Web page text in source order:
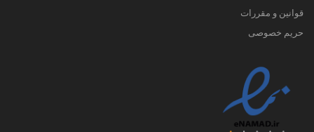
قوانین و مقررات
حریم خصوصی